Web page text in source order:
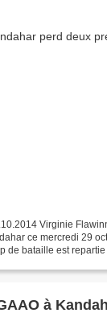
Virginie
ce mercredi 29
de bataille est repartie
à